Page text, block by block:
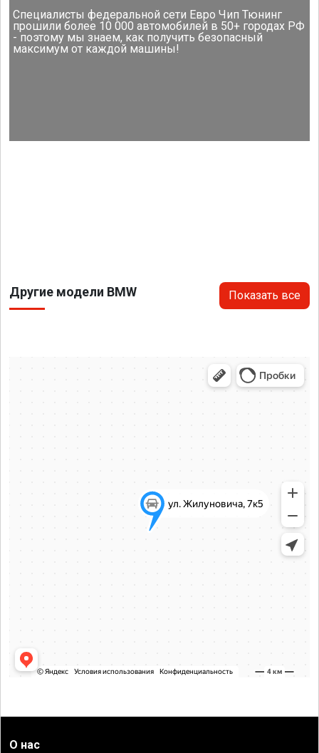
Специалисты федеральной сети Евро Чип Тюнинг
прошили более 10 000 автомобилей в 50+ городах РФ
- поэтому мы знаем, как получить безопасный
максимум от каждой машины!
Другие модели BMW Показать все
О нас